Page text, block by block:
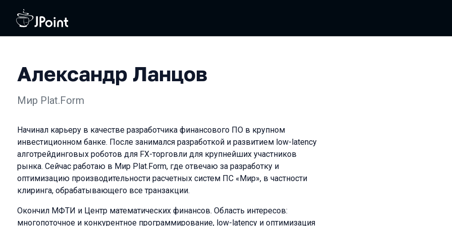
Александр Ланцов
Мир Plat.Form
Начинал карьеру в качестве разработчика финансового ПО в крупном
инвестиционном банке. После занимался разработкой и развитием low-latency
алготрейдинговых роботов для FX-торговли для крупнейших участников
рынка. Сейчас работаю в Мир Plat.Form, где отвечаю за разработку и
оптимизацию производительности расчетных систем ПС «Мир», в частности
клиринга, обрабатывающего все транзакции.
Окончил МФТИ и Центр математических финансов. Область интересов:
многопоточное и конкурентное программирование, low-latency и оптимизация